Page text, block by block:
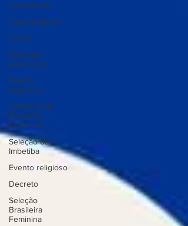
Lançamento
Copa do Brasil
Curso
Copa Sul-
Americana
Evento
esportivo
Campeonato
Brasileiro
Feminino
Seleção da
Imbetiba
Evento religioso
Decreto
Seleção
Brasileira
Feminina